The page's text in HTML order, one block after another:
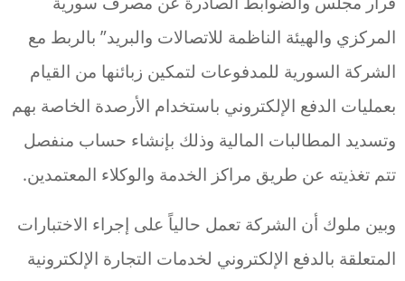
المركزي والهيئة الناظمة للاتصالات والبريد” بالربط مع
الشركة السورية للمدفوعات لتمكين زبائنها من القيام
بعمليات الدفع الإلكتروني باستخدام الأرصدة الخاصة بهم
وتسديد المطالبات المالية وذلك بإنشاء حساب منفصل
تتم تغذيته عن طريق مراكز الخدمة والوكلاء المعتمدين.
وبين ملوك أن الشركة تعمل حالياً على إجراء الاختبارات
المتعلقة بالدفع الإلكتروني لخدمات التجارة الإلكترونية